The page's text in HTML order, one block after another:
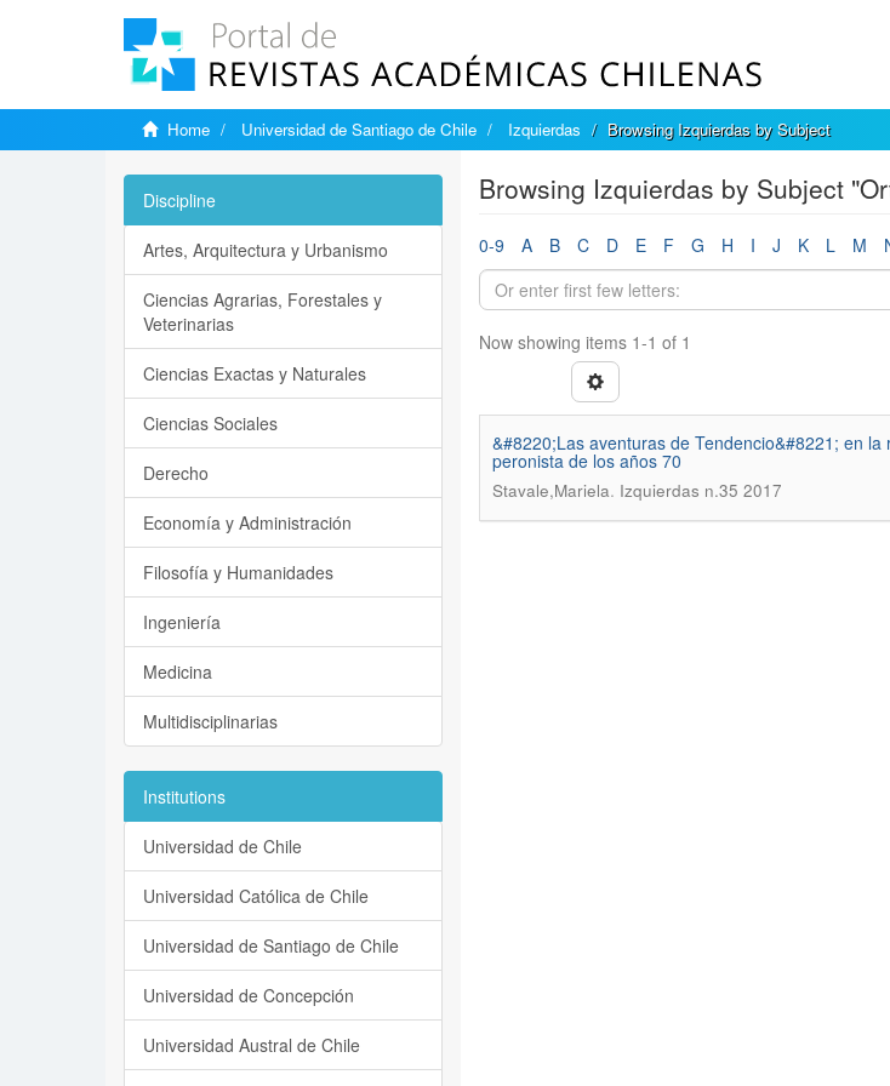
Home Universidad de Santiago de Chile Izquierdas Browsing Izquierdas by Subject
Browsing Izquierdas by Subject
0-9 A B C D E F G H I J K L M
Now showing items 1-1 of 1
&#8220;Las aventuras de Tendencio&#8221; en
peronista de los años 70
Stavale,Mariela. Izquierdas n.35 2017
Discipline
Artes, Arquitectura y Urbanismo
Ciencias Agrarias, Forestales y
Veterinarias
Ciencias Exactas y Naturales
Ciencias Sociales
Derecho
Economía y Administración
Filosofía y Humanidades
Ingeniería
Medicina
Multidisciplinarias
Institutions
Universidad de Chile
Universidad Católica de Chile
Universidad de Santiago de Chile
Universidad de Concepción
Universidad Austral de Chile